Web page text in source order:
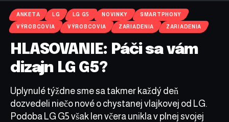
ANKETA LG LG G5 NOVINKY SMARTPHONY
VÝROBCOVIA VÝROBCOVIA ZARIADENIA ZARIADENIA
HLASOVANIE: Páči sa vám
dizajn LG G5?
Uplynulé týždne sme sa takmer každý deň
dozvedeli niečo nové o chystanej vlajkovej od LG.
Podoba LG G5 však len včera unikla v plnej svojej